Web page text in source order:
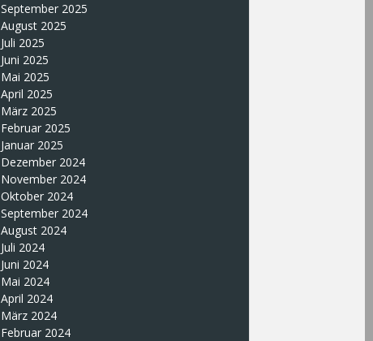
September 2025
August 2025
Juli 2025
Juni 2025
Mai 2025
April 2025
März 2025
Februar 2025
Januar 2025
Dezember 2024
November 2024
Oktober 2024
September 2024
August 2024
Juli 2024
Juni 2024
Mai 2024
April 2024
März 2024
Februar 2024